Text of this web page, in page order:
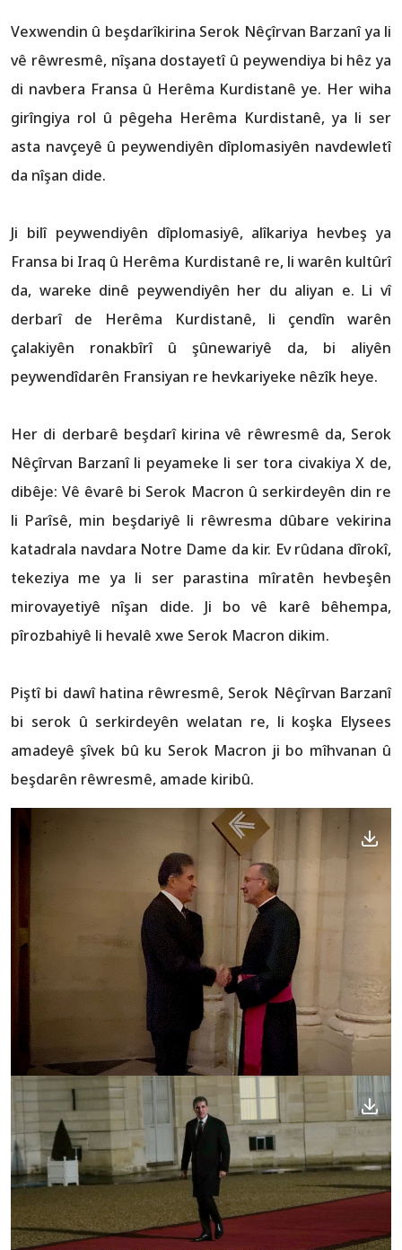
Vexwendin û beşdarîkirina Serok Nêçîrvan Barzanî ya li
vê rêwresmê, nîşana dostayetî û peywendiya bi hêz ya
di navbera Fransa û Herêma Kurdistanê ye. Her wiha
girîngiya rol û pêgeha Herêma Kurdistanê, ya li ser
asta navçeyê û peywendiyên dîplomasiyên navdewletî
da nîşan dide.
Ji bilî peywendiyên dîplomasiyê, alîkariya hevbeş ya
Fransa bi Iraq û Herêma Kurdistanê re, li warên kultûrî
da, wareke dinê peywendiyên her du aliyan e. Li vî
derbarî de Herêma Kurdistanê, li çendîn warên
çalakiyên ronakbîrî û şûnewariyê da, bi aliyên
peywendîdarên Fransiyan re hevkariyeke nêzîk heye.
Her di derbarê beşdarî kirina vê rêwresmê da, Serok
Nêçîrvan Barzanî li peyameke li ser tora civakiya X de,
dibêje: Vê êvarê bi Serok Macron û serkirdeyên din re
li Parîsê, min beşdariyê li rêwresma dûbare vekirina
katadrala navdara Notre Dame da kir. Ev rûdana dîrokî,
tekeziya me ya li ser parastina mîratên hevbeşên
mirovayetiyê nîşan dide. Ji bo vê karê bêhempa,
pîrozbahiyê li hevalê xwe Serok Macron dikim.
Piştî bi dawî hatina rêwresmê, Serok Nêçîrvan Barzanî
bi serok û serkirdeyên welatan re, li koşka Elysees
amadeyê şîvek bû ku Serok Macron ji bo mîhvanan û
beşdarên rêwresmê, amade kiribû.